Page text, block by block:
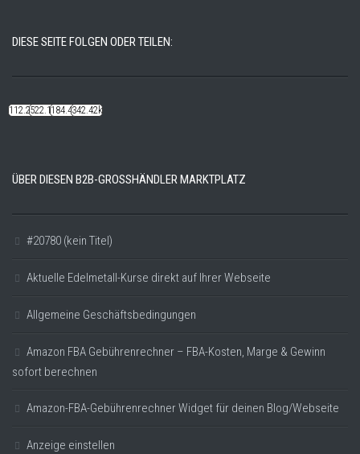
DIESE SEITE FOLGEN ODER TEILEN:
112.22k522.14k184.48k342.42k
ÜBER DIESEN B2B-GROSSHÄNDLER MARKTPLATZ
#20780 (kein Titel)
Aktuelle Edelmetall-Kurse direkt auf Ihrer Webseite
Allgemeine Geschäftsbedingungen
Amazon FBA Gebührenrechner – FBA-Kosten, Marge & Gewinn
sofort berechnen
Amazon-FBA-Gebührenrechner Widget für deinen Blog/Webseite
Anzeige einstellen